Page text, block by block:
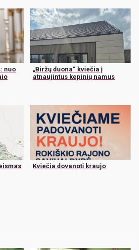
nuo
„Biržų duona“ kviečia į
atnaujintus kepinių namus
Kviečia dovanoti kraujo